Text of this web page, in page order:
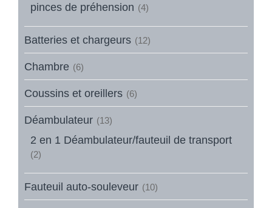
pinces de préhension (4)
Batteries et chargeurs (12)
Chambre (6)
Coussins et oreillers (6)
Déambulateur (13)
2 en 1 Déambulateur/fauteuil de transport
(2)
Fauteuil auto-souleveur (10)